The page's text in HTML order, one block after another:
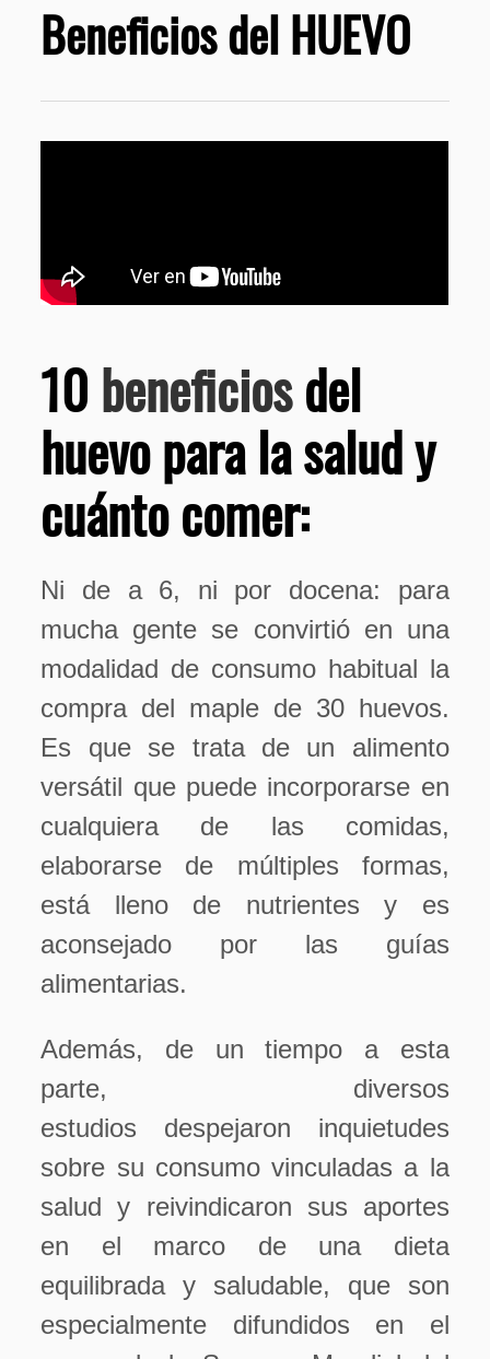
Beneficios del HUEVO
10beneficiosdel
huevo para la salud y
cuánto comer:
Ni de a 6, ni por docena: para
mucha gente se convirtió en una
modalidad de consumo habitual la
compra del maple de 30 huevos.
Es que se trata de un alimento
versátil que puede incorporarse en
cualquiera de las comidas,
elaborarse de múltiples formas,
está lleno de nutrientes y es
aconsejado por las guías
alimentarias.
Además, de un tiempo a esta
parte, diversos
estudios despejaron inquietudes
sobre su consumo vinculadas a la
salud y reivindicaron sus aportes
en el marco de una dieta
equilibrada y saludable, que son
especialmente difundidos en el